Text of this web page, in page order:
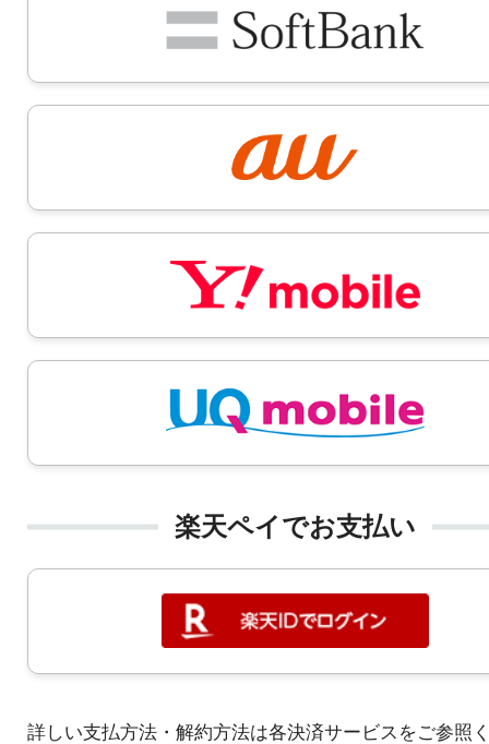
楽天ペイでお支払い
詳しい支払方法・解約方法は各決済サービスをご参照